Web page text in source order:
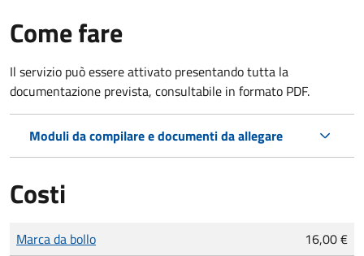
Come fare
Il servizio può essere attivato presentando tutta la
documentazione prevista, consultabile in formato PDF.
Moduli da compilare e documenti da allegare
Costi
Tipo di pagamento
Importo
Marca da bollo
16,00 €